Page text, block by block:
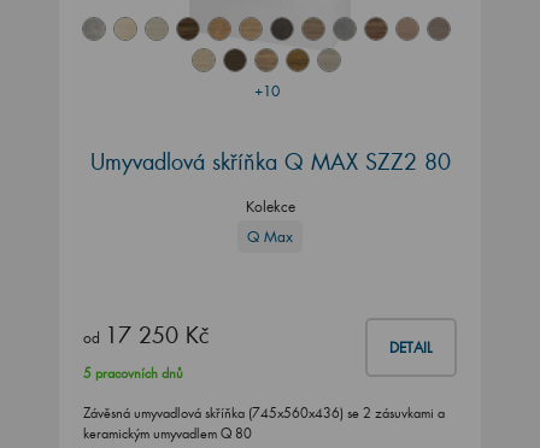
+10
Umyvadlová skříňka Q MAX SZZ2 80
Kolekce
Q Max
od 17 250 Kč DETAIL
5 pracovních dnů
Závěsná umyvadlová skříňka (745x560x436) se 2 zásuvkami a
keramickým umyvadlem Q 80